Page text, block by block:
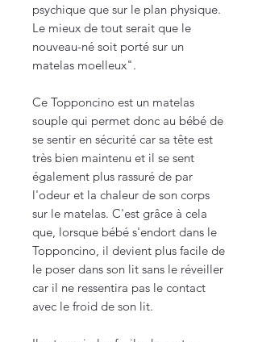
psychique que sur le plan physique.
Le mieux de tout serait que le
nouveau-né soit porté sur un
matelas moelleux".
Ce Topponcino est un matelas
souple qui permet donc au bébé de
se sentir en sécurité car sa tête est
très bien maintenu et il se sent
également plus rassuré de par
l'odeur et la chaleur de son corps
sur le matelas. C'est grâce à cela
que, lorsque bébé s'endort dans le
Topponcino, il devient plus facile de
le poser dans son lit sans le réveiller
car il ne ressentira pas le contact
avec le froid de son lit.